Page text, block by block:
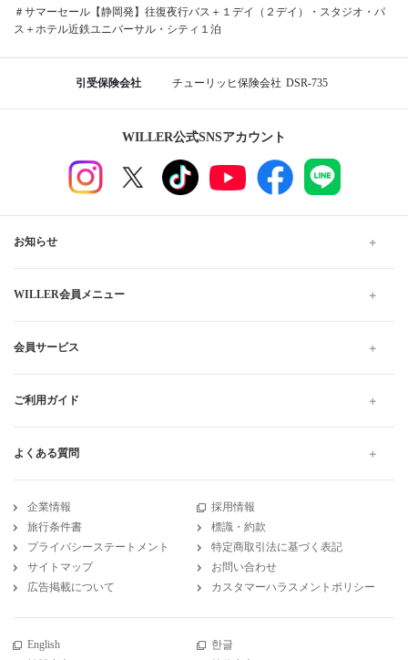
＃サマーセール【静岡発】往復夜行バス＋１デイ（２デイ）・スタジオ・パ
ス＋ホテル近鉄ユニバーサル・シティ１泊
引受保険会社 チューリッヒ保険会社 DSR-735
WILLER公式SNSアカウント
お知らせ
WILLER会員メニュー
会員サービス
ご利用ガイド
よくある質問
企業情報
採用情報
旅行条件書
標識・約款
プライバシーステートメント
特定商取引法に基づく表記
サイトマップ
お問い合わせ
広告掲載について
カスタマーハラスメントポリシー
English
한글